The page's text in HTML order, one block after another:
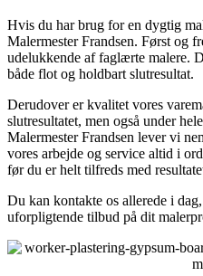
Hvis du har brug for en dygtig
Malermester Frandsen. Først og
udelukkende af faglærte malere.
både flot og holdbart slutresultat.
Derudover er kvalitet vores
slutresultatet, men også under
Malermester Frandsen lever vi
vores arbejde og service altid i
før du er helt tilfreds med
Du kan kontakte os allerede i
uforpligtende tilbud på dit